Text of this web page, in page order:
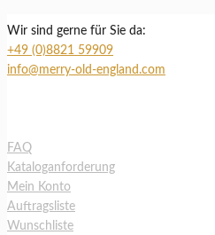
Wir sind gerne für Sie da:
+49 (0)8821 59909
info@merry-old-england.com
FAQ
Kataloganforderung
Mein Konto
Auftragsliste
Wunschliste